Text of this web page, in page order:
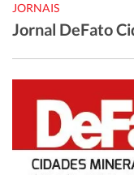
JORNAIS
Jornal DeFato